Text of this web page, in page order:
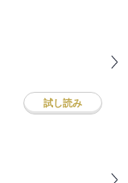
試し読み